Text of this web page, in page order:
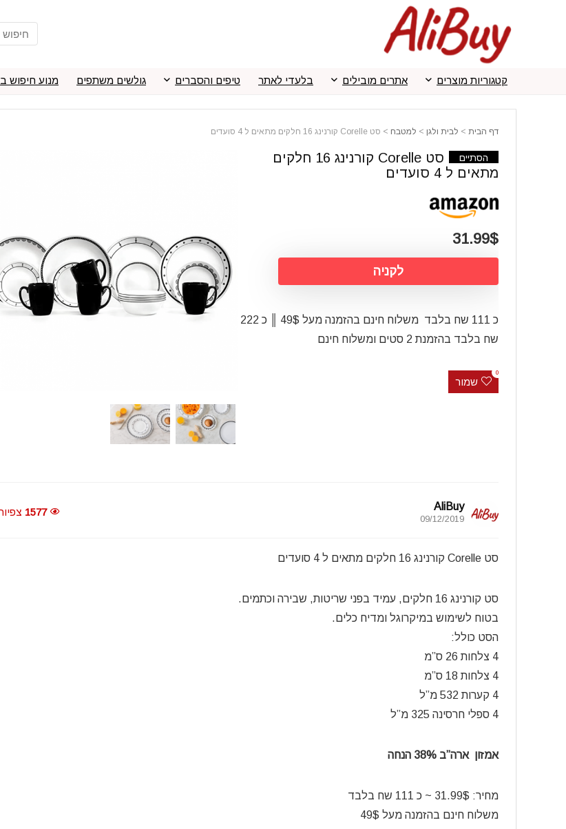
קטגוריות מוצרים אתרים מובילים בלעדי לאתר טיפים והסברים גולשים משתפים מנוע חיפוש
דף הבית > לבית ולגן > למטבח > סט Corelle קורנינג 16 חלקים מתאים ל 4 סועדים
הסתיים
סט Corelle קורנינג 16 חלקים
מתאים ל 4 סועדים
31.99$
לקניה
כ 111 שח בלבד משלוח חינם בהזמנה מעל 49$ ║ כ 222
שח בלבד בהזמנת 2 סטים ומשלוח חינם
שמור
0
AliBuy
09/12/2019
1577
סט Corelle קורנינג 16 חלקים מתאים ל 4 סועדים
סט קורנינג 16 חלקים,
עמיד בפני שריטות, שבירה וכתמים.
בטוח לשימוש במיקרוגל ומדיח כלים.
הסט כולל:
4 צלחות 26 ס”מ
4 צלחות 18 ס”מ
4 קערות 532 מ”ל
4 ספלי חרסינה 325 מ”ל
אמזון ארה”ב 38% הנחה
מחיר: 31.99$ ~ כ 111 שח בלבד
משלוח חינם בהזמנה מעל 49$